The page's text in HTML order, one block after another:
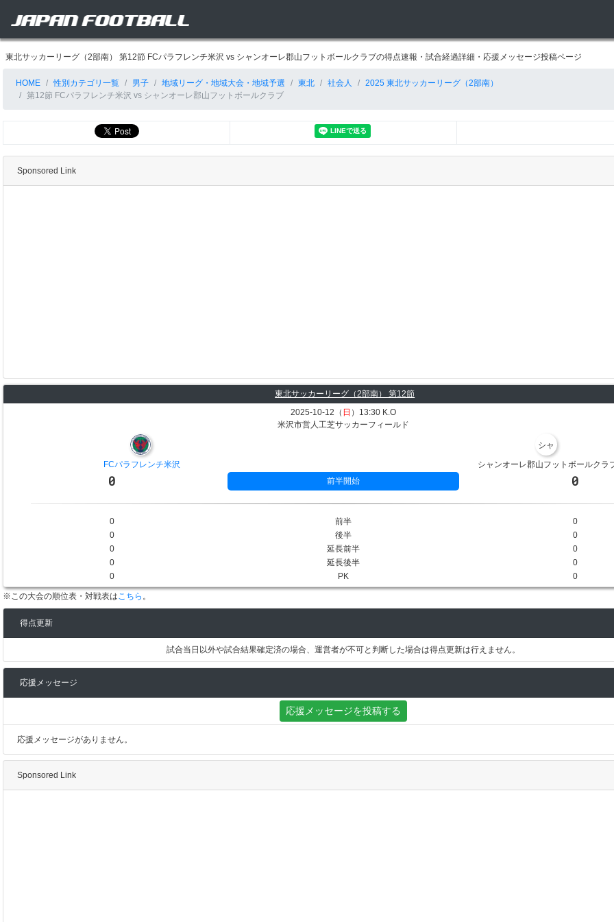
東北サッカーリーグ（2部南） 第12節 FCパラフレンチ米沢 vs シャンオーレ郡山フットボールクラブの得点速報・試合経過詳細・応援メッセージ投稿ページ
HOME 性別カテゴリ一覧 男子 地域リーグ・地域大会・地域予選 東北 社会人
2025 東北サッカーリーグ（2部南）
第12節 FCパラフレンチ米沢 vs シャンオーレ郡山フットボールクラブ
Sponsored Link
東北サッカーリーグ（2部南） 第12節
2025-10-12（ 日 ）13:30 K.O
米沢市営人工芝サッカーフィールド
FCパラフレンチ米沢
シャ
シャンオーレ郡山フットボールクラ
0 前半開始 0
0 前半
0
0
後半
0
0
延長前半
0
0
延長後半
0
0
PK 0
※この大会の順位表・対戦表はこちら 。
得点更新
試合当日以外や試合結果確定済の場合、運営者が不可と判断した場合は得点更新は行えません。
応援メッセージ
応援メッセージを投稿する
応援メッセージがありません。
Sponsored Link